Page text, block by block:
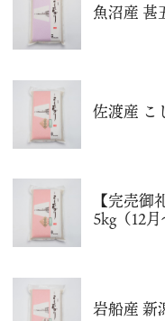
魚沼産 甚
佐渡産 こ
【完売御
5kg（12月
岩船産 新